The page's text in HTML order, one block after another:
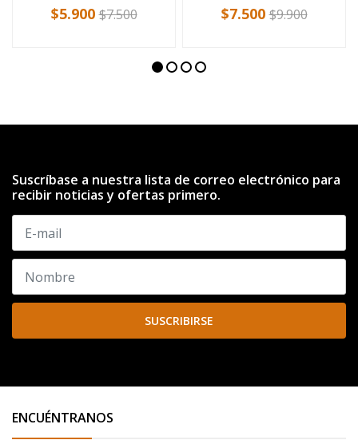
$5.900 $7.500 $7.500 $9.900
Suscríbase a nuestra lista de correo electrónico para
recibir noticias y ofertas primero.
SUSCRIBIRSE
ENCUÉNTRANOS